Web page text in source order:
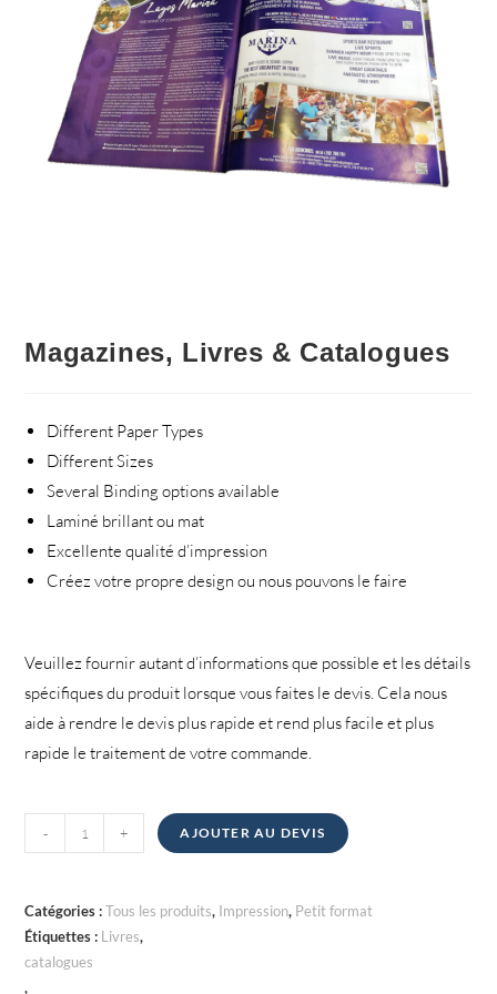
Magazines, Livres & Catalogues
Different Paper Types
Different Sizes
Several Binding options available
Laminé brillant ou mat
Excellente qualité d’impression
Créez votre propre design ou nous pouvons le faire
Veuillez fournir autant d’informations que possible et les détails
spécifiques du produit lorsque vous faites le devis. Cela nous
aide à rendre le devis plus rapide et rend plus facile et plus
rapide le traitement de votre commande.
de
Livres
&
Catalogues
- + AJOUTER AU DEVIS
Catégories :Tous les produits, Impression, Petit format
Étiquettes : Livres,
catalogues
,